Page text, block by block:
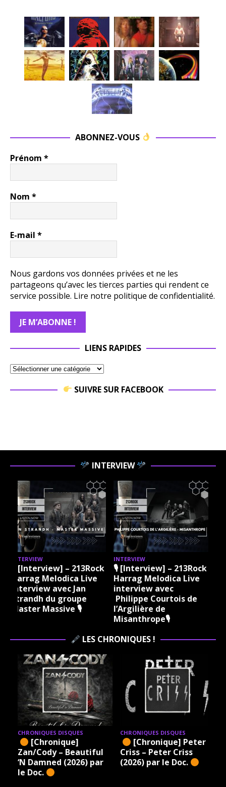
ABONNEZ-VOUS
Prénom *
Nom *
E-mail *
Nous gardons vos données privées et ne les
partageons qu’avec les tierces parties qui rendent ce
service possible. Lire notre politique de confidentialité.
LIENS RAPIDES
SUIVRE SUR FACEBOOK
INTERVIEW
INTERVIEW
🎙 [Interview] – 213Rock
Harrag Melodica Live
interview avec Jan
Strandh du groupe
Master Massive 🎙
INTERVIEW
🎙 [Interview] – 213Rock
Harrag Melodica Live
interview avec
Philippe Courtois de
l’Argilière de
Misanthrope🎙
LES CHRONIQUES !
CHRONIQUES DISQUES
[Chronique]
Zan/Cody – Beautiful
‘N Damned (2026) par
le Doc.
CHRONIQUES DISQUES
[Chronique] Peter
Criss – Peter Criss
(2026) par le Doc.